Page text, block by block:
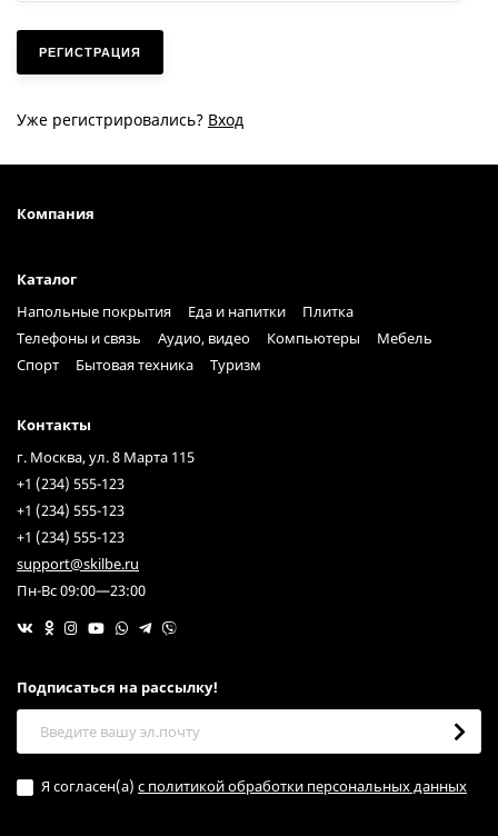
Уже регистрировались? Вход
Компания
Каталог
Напольные покрытия
Еда и напитки
Плитка
Телефоны и связь
Аудио, видео Компьютеры
Мебель
Спорт
Бытовая техника Туризм
Контакты
г. Москва, ул. 8 Марта 115
+1 (234) 555-123
+1 (234) 555-123
+1 (234) 555-123
support@skilbe.ru
Пн-Вс 09:00—23:00
Подписаться на рассылкy!
Я согласен(a) с политикой обработки персональных данных